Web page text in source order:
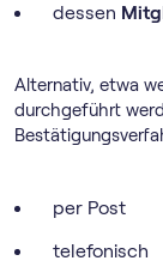
dessen
Alternativ, etwa
durchgeführt
per Post
telefonisch